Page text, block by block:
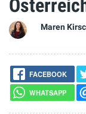
Maren
FACEBOOK
WHATSAPP